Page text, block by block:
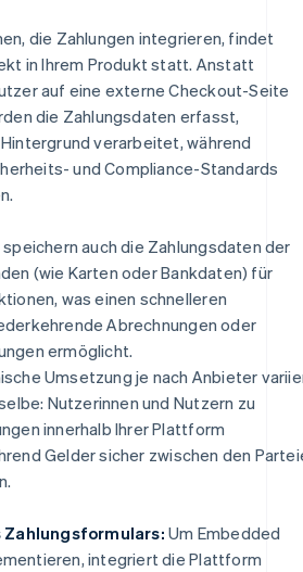
die Zahlungen integrieren, findet
in Ihrem Produkt statt. Anstatt
auf eine externe Checkout-Seite
die Zahlungsdaten erfasst,
verarbeitet, während
und Compliance-Standards
auch die Zahlungsdaten der
(wie Karten oder Bankdaten) für
was einen schnelleren
Abrechnungen oder
ermöglicht.
Umsetzung je nach Anbieter
Nutzerinnen und Nutzern zu
innerhalb Ihrer Plattform
Gelder sicher zwischen den
Zahlungsformulars: Um Embedded
integriert die Plattform